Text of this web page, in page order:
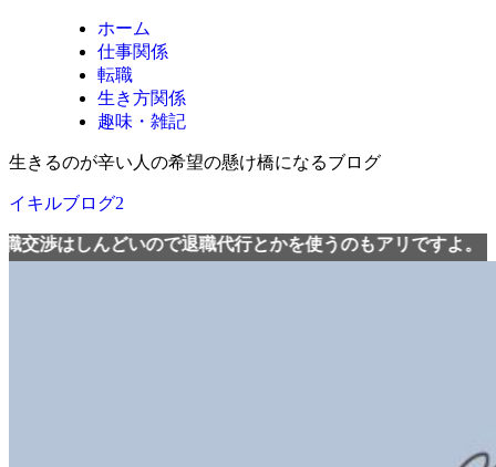
ホーム
仕事関係
転職
生き方関係
趣味・雑記
生きるのが辛い人の希望の懸け橋になるブログ
イキルブログ2
どいので退職代行とかを使うのもアリですよ。